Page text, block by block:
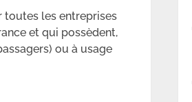
toutes les entreprises
et qui possèdent,
ou à usage